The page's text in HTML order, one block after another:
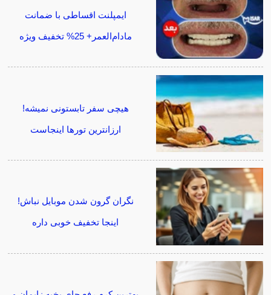
ایمپلنت اقساطی با ضمانت
مادام‌العمر+ 25% تخفیف ویژه
هیچی سفر تابستونی نمیشه!
ارزانترین تورها اینجاست
نگران گرون شدن موبایل نباش!
اینجا تخفیف خوبی داره